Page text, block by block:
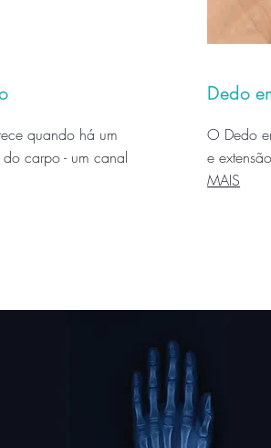
quando há um
carpo - um canal
Dedo
O Dedo
e
MAIS